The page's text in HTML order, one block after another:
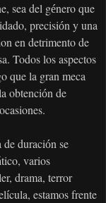
sea del género que
precisión y una
en detrimento de
Todos los aspectos
que la gran meca
obtención de
de duración se
tico, varios
drama, terror
ícula, estamos frente